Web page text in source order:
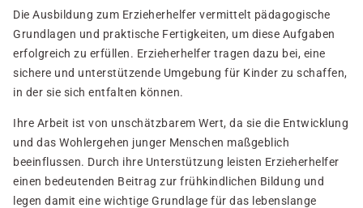
Die Ausbildung zum Erzieherhelfer vermittelt pädagogische
Grundlagen und praktische Fertigkeiten, um diese Aufgaben
erfolgreich zu erfüllen. Erzieherhelfer tragen dazu bei, eine
sichere und unterstützende Umgebung für Kinder zu schaffen,
in der sie sich entfalten können.
Ihre Arbeit ist von unschätzbarem Wert, da sie die Entwicklung
und das Wohlergehen junger Menschen maßgeblich
beeinflussen. Durch ihre Unterstützung leisten Erzieherhelfer
einen bedeutenden Beitrag zur frühkindlichen Bildung und
legen damit eine wichtige Grundlage für das lebenslange